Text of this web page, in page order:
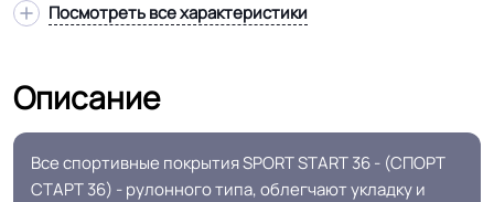
Структура
Основа
Ширина
Посмотреть все характеристики
Описание
Все спортивные покрытия SPORT START 36 - (СПОРТ
СТАРТ 36) - рулонного типа, облегчают укладку и